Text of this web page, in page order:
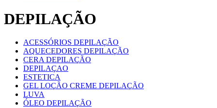
DEPILAÇÃO
ACESSÓRIOS DEPILAÇÃO
AQUECEDORES DEPILAÇÃO
CERA DEPILAÇÃO
DEPILAÇAO
ESTETICA
GEL LOÇÃO CREME DEPILAÇÃO
LUVA
ÓLEO DEPILAÇÃO